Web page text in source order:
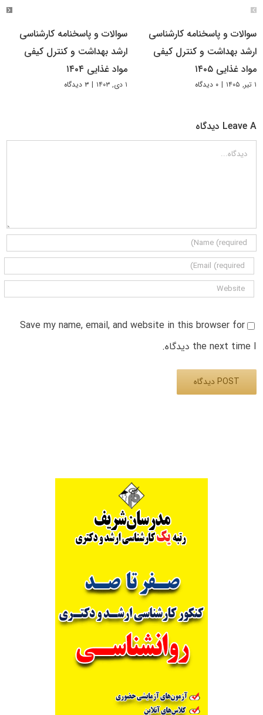
سوالات و پاسخنامه کارشناسی
ارشد بهداشت و کنترل کیفی
مواد غذایی ۱۴۰۵
۱ تیر, ۱۴۰۵ | ۰ دیدگاه
سوالات و پاسخنامه کارشناسی
ارشد بهداشت و کنترل کیفی
مواد غذایی ۱۴۰۴
۱ دی, ۱۴۰۳ | ۳ دیدگاه
Leave A دیدگاه
دیدگاه
Save my name, email, and website in this browser for
the next time I دیدگاه.